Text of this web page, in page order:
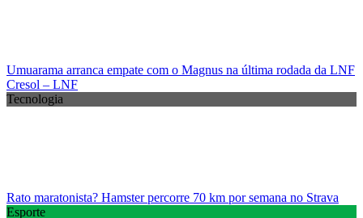
Umuarama arranca empate com o Magnus na última rodada da LNF
Cresol – LNF
Tecnologia
Rato maratonista? Hamster percorre 70 km por semana no Strava
Esporte